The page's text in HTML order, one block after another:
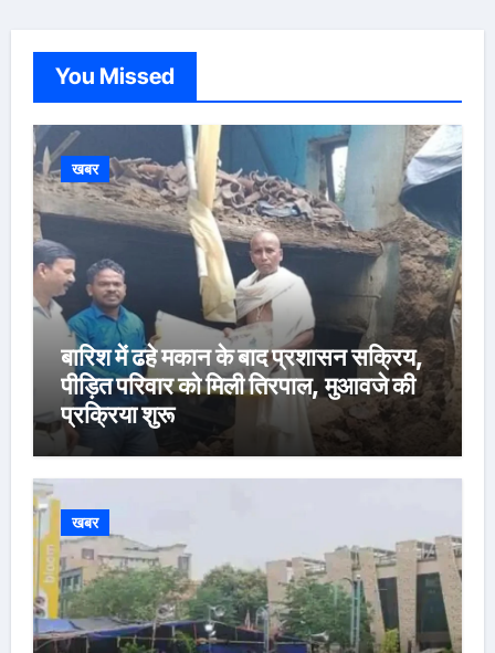
You Missed
खबर
बारिश में ढहे मकान के बाद प्रशासन सक्रिय,
पीड़ित परिवार को मिली तिरपाल, मुआवजे की
प्रक्रिया शुरू
खबर